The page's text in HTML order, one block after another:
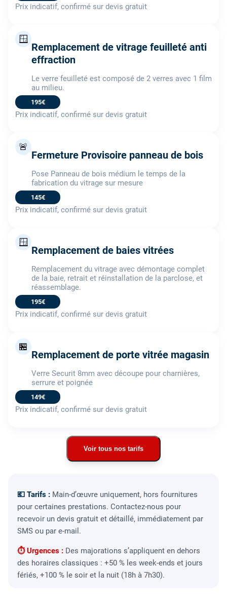
Prix indicatif, confirmé sur devis gratuit
🪟
Remplacement de vitrage feuilleté anti
effraction
Le verre feuilleté est composé de 2 verres avec 1 film
au milieu.
195€
Prix indicatif, confirmé sur devis gratuit
🚨
Fermeture Provisoire panneau de bois
Pose Panneau de bois médium le temps de la
fabrication du vitrage sur mesure
145€
Prix indicatif, confirmé sur devis gratuit
🪟
Remplacement de baies vitrées
Remplacement du vitrage avec démontage complet
de la baie, retrait et réinstallation de la parclose, et
réassemblage.
195€
Prix indicatif, confirmé sur devis gratuit
🏪
Remplacement de porte vitrée magasin
Verre Securit 8mm avec découpe pour charnières,
serrure et poignée
149€
Prix indicatif, confirmé sur devis gratuit
Voir tous nos tarifs
💶 Tarifs : Main-d’œuvre uniquement, hors fournitures
pour certaines prestations. Contactez-nous pour
recevoir un devis gratuit et détaillé, immédiatement par
SMS ou par e-mail.
⏱ Urgences : Des majorations s’appliquent en dehors
des horaires classiques : +50 % les week-ends et jours
fériés, +100 % le soir et la nuit (18h à 7h30).